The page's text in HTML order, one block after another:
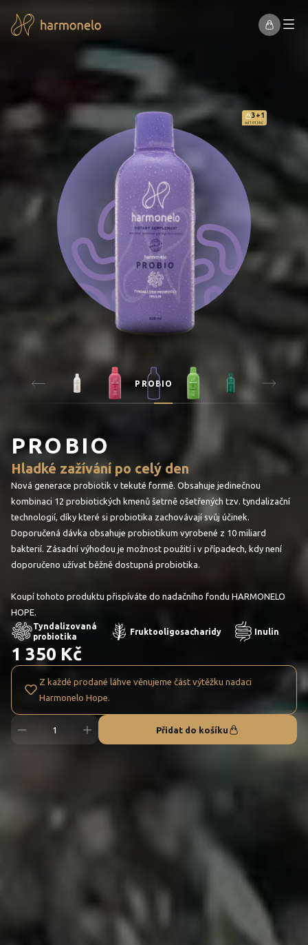
3+1
od 1 013 Kč
PROBIO
PROBIO
Hladké zažívání po celý den
Nová generace probiotik v tekuté formě. Obsahuje jedinečnou
kombinaci 12 probiotických kmenů šetrně ošetřených tzv. tyndalizační
technologií, díky které si probiotika zachovávají svůj účinek.
Doporučená dávka obsahuje probiotikum vyrobené z 10 miliard
bakterií. Zásadní výhodou je možnost použití i v případech, kdy není
doporučeno užívat běžně dostupná probiotika.
Koupí tohoto produktu přispíváte do nadačního fondu HARMONELO
HOPE.
Tyndalizovaná
probiotika
Fruktooligosacharidy Inulin
1 350 Kč
Z každé prodané láhve věnujeme část výtěžku nadaci
Harmonelo Hope.
Přidat do košíku